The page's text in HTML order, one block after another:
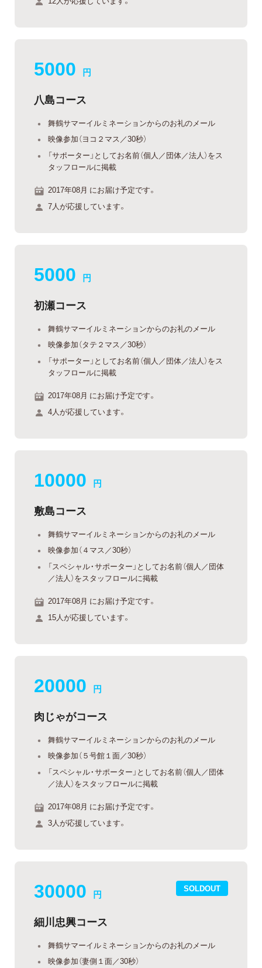
5000 円
八島コース
舞鶴サマーイルミネーションからのお礼のメール
映像参加（ヨコ２マス／30秒）
「サポーター」としてお名前（個人／団体／法人）をス
タッフロールに掲載
2017年08月 にお届け予定です。
7人が応援しています。
5000 円
初瀬コース
舞鶴サマーイルミネーションからのお礼のメール
映像参加（タテ２マス／30秒）
「サポーター」としてお名前（個人／団体／法人）をス
タッフロールに掲載
2017年08月 にお届け予定です。
4人が応援しています。
10000 円
敷島コース
舞鶴サマーイルミネーションからのお礼のメール
映像参加（４マス／30秒）
「スペシャル・サポーター」としてお名前（個人／団体
／法人）をスタッフロールに掲載
2017年08月 にお届け予定です。
15人が応援しています。
20000 円
肉じゃがコース
舞鶴サマーイルミネーションからのお礼のメール
映像参加（５号館１面／30秒）
「スペシャル・サポーター」としてお名前（個人／団体
／法人）をスタッフロールに掲載
2017年08月 にお届け予定です。
3人が応援しています。
SOLDOUT
30000 円
細川忠興コース
舞鶴サマーイルミネーションからのお礼のメール
映像参加（妻側１面／30秒）